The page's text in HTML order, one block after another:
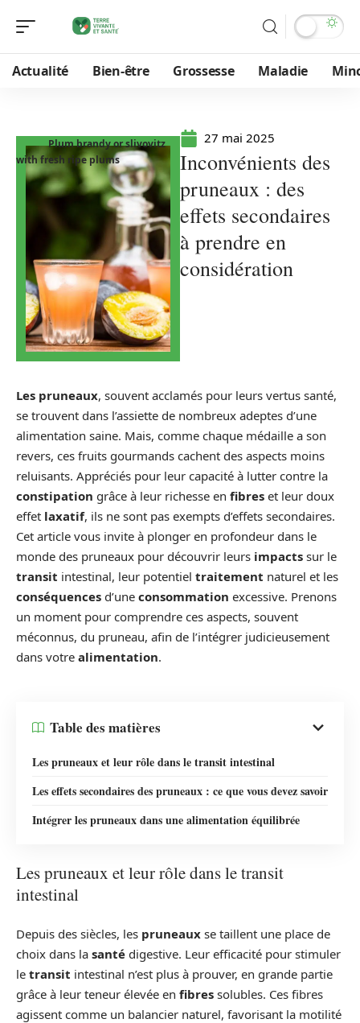
Actualité Bien-être Grossesse Maladie
Plum brandy or slivovitz
with fresh ripe plums
27 mai 2025
Inconvénients des
pruneaux : des
effets secondaires
à prendre en
considération
Les pruneaux, souvent acclamés pour leurs vertus santé,
se trouvent dans l’assiette de nombreux adeptes d’une
alimentation saine. Mais, comme chaque médaille a son
revers, ces fruits gourmands cachent des aspects moins
reluisants. Appréciés pour leur capacité à lutter contre la
constipation grâce à leur richesse en fibres et leur doux
effet laxatif, ils ne sont pas exempts d’effets secondaires.
Cet article vous invite à plonger en profondeur dans le
monde des pruneaux pour découvrir leurs impacts sur le
transit intestinal, leur potentiel traitement naturel et les
conséquences d’une consommation excessive. Prenons
un moment pour comprendre ces aspects, souvent
méconnus, du pruneau, afin de l’intégrer judicieusement
dans votre alimentation.
Table des matières
Les pruneaux et leur rôle dans le transit intestinal
Les effets secondaires des pruneaux : ce que vous devez savoir
Intégrer les pruneaux dans une alimentation équilibrée
Les pruneaux et leur rôle dans le transit
intestinal
Depuis des siècles, les pruneaux se taillent une place de
choix dans la santé digestive. Leur efficacité pour stimuler
le transit intestinal n’est plus à prouver, en grande partie
grâce à leur teneur élevée en fibres solubles. Ces fibres
agissent comme un balancier naturel, favorisant la motilité